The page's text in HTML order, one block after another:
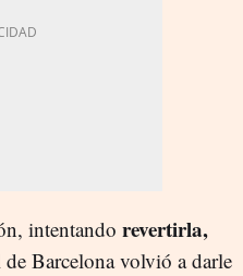
intentando revertirla,
Barcelona volvió a darle